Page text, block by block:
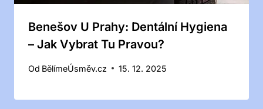
Benešov U Prahy: Dentální Hygiena
– Jak Vybrat Tu Pravou?
Od BělímeÚsměv.cz 15. 12. 2025